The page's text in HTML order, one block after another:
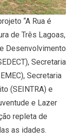
“A Rua é
de Três Lagoas,
Desenvolvimento
Secretaria
Secretaria
(SEINTRA) e
e Lazer
repleta de
as idades.